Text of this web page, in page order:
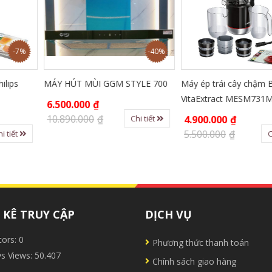
-40%
GGM STYLE 700
Chi tiết
-11%
Máy ép trái cây chậm Bosch
VitaExtract MESM731M
4.900.000 ₫
Chi tiết
NỒI
PHILIPS
7.150.000
TRUY CẬP
0
Views: 50.407
DỊCH VỤ
Phương thức thanh toán
Chính sách giao hàng